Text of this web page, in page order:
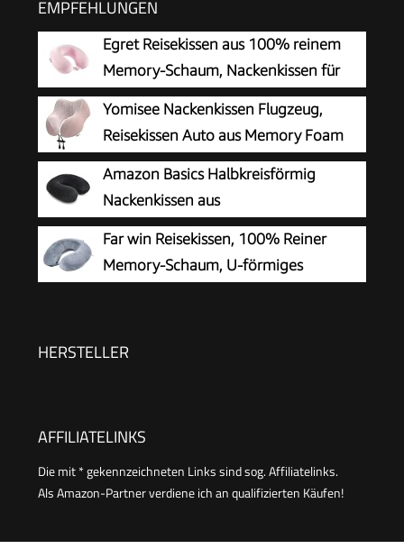
EMPFEHLUNGEN
Egret Reisekissen aus 100% reinem
Memory-Schaum, Nackenkissen für
Flugzeug, Reisen, Auto, Zuhause und
Büro, mit waschbarem Bezug (Rosa)
Yomisee Nackenkissen Flugzeug,
Reisekissen Auto aus Memory Foam
mit samtweichem Bezug,
Nackenhörnchen Erwachsene für Reisen,
Camping, Büro und Haus (Rosa)
Amazon Basics Halbkreisförmig
Nackenkissen aus
Memoryschaumstoff, Schwarz
Far win Reisekissen, 100% Reiner
Memory-Schaum, U-förmiges
Schlaf (grau)
HERSTELLER
AFFILIATELINKS
Die mit * gekennzeichneten Links sind sog. Affiliatelinks.
Als Amazon-Partner verdiene ich an qualifizierten Käufen!